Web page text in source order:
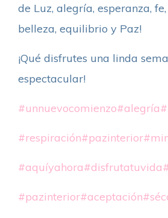
de Luz, alegría, esperanza,
belleza, equilibrio y Paz!
¡Qué disfrutes una linda
espectacular!
#unnuevocomienzo#alegría
#respiración#pazinterior
#aquíyahora#disfrutatuvida
#pazinterior#aceptación